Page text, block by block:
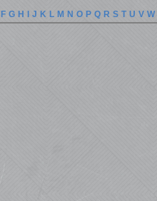
F G H I J K L M N O P Q R S T U V W